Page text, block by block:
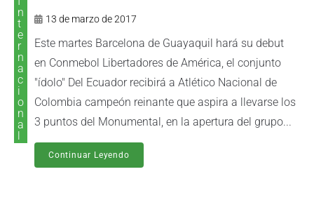
n
t
e
r
n
a
c
i
o
n
a
l
13 de marzo de 2017
Este martes Barcelona de Guayaquil hará su debut
en Conmebol Libertadores de América, el conjunto
"ídolo" Del Ecuador recibirá a Atlético Nacional de
Colombia campeón reinante que aspira a llevarse los
3 puntos del Monumental, en la apertura del grupo...
Continuar Leyendo